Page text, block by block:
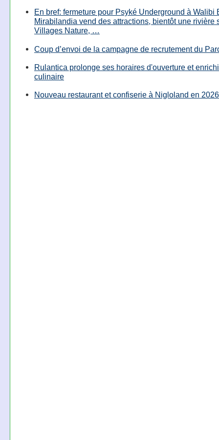
En bref: fermeture pour Psyké Underground à Walibi
Mirabilandia vend des attractions, bientôt une rivière
Villages Nature, …
Coup d’envoi de la campagne de recrutement du
Rulantica prolonge ses horaires d'ouverture et
culinaire
Nouveau restaurant et confiserie à Nigloland en 2026